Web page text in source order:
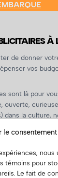
le consentement
nous
témoins pour
Le fait de
À
de donner
vos
sont là pour
ouverte,
dans la culture,
spéciaux pour